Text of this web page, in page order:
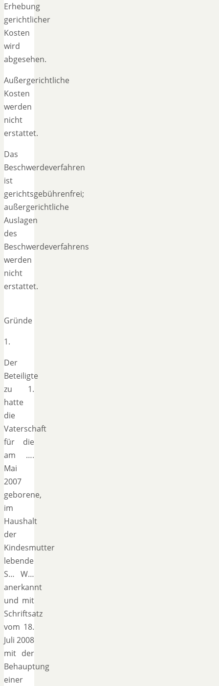
Erhebung
gerichtlicher
Kosten
wird
abgesehen.
Außergerichtliche
Kosten
werden
nicht
erstattet.
Das
Beschwerdeverfahren
ist
gerichtsgebührenfrei;
außergerichtliche
Auslagen
des
Beschwerdeverfahrens
werden
nicht
erstattet.
Gründe
1.
Der
Beteiligte
zu 1.
hatte
die
Vaterschaft
für die
am ….
Mai
2007
geborene,
im
Haushalt
der
Kindesmutter
lebende
S… W…
anerkannt
und mit
Schriftsatz
vom 18.
Juli 2008
mit der
Behauptung
einer